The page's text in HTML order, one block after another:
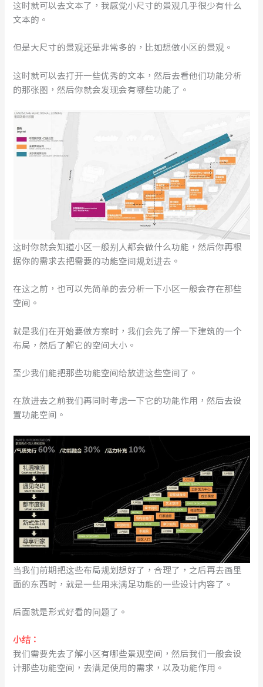
这时就可以去文本了，我感觉小尺寸的景观几乎很少有什么
文本的。
但是大尺寸的景观还是非常多的，比如想做小区的景观。
这时就可以去打开一些优秀的文本，然后去看他们功能分析
的那张图，然后你就会发现会有哪些功能了。
这时你就会知道小区一般别人都会做什么功能，然后你再根
据你的需求去把需要的功能空间规划进去。
在这之前，也可以先简单的去分析一下小区一般会存在那些
空间。
就是我们在开始要做方案时，我们会先了解一下建筑的一个
布局，然后了解它的空间大小。
至少我们能把那些功能空间给放进这些空间了。
在放进去之前我们再同时考虑一下它的功能作用，然后去设
置功能空间。
当我们前期把这些布局规划想好了，合理了，之后再去画里
面的东西时，就是一些用来满足功能的一些设计内容了。
后面就是形式好看的问题了。
小结：
我们需要先去了解小区有哪些景观空间，然后我们一般会设
计那些功能空间，去满足使用的需求，以及功能作用。